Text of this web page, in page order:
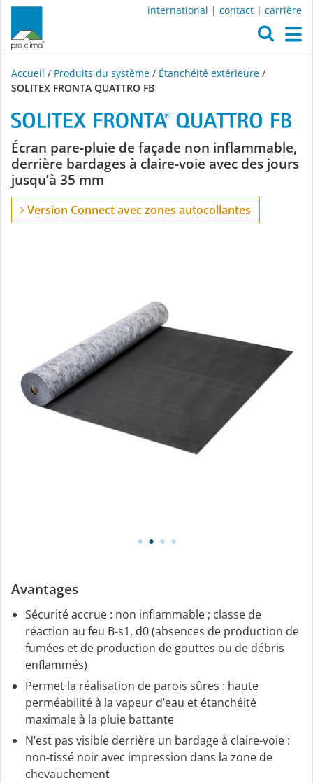
international | contact | carrière
Accueil / Produits du système / Étanchéité extérieure /
SOLITEX FRONTA QUATTRO FB
SOLITEX
FRONTA
QUATTRO
Écran pare-pluie de façade non inflammable,
derrière bardages à claire-voie avec des jours
jusqu’à 35 mm
Version Connect avec zones autocollantes
Avantages
Sécurité accrue : non inflammable ; classe de
réaction au feu B‑s1, d0 (absences de production de
fumées et de production de gouttes ou de débris
enflammés)
Permet la réalisation de parois sûres : haute
perméabilité à la vapeur d’eau et étanchéité
maximale à la pluie battante
N’est pas visible derrière un bardage à claire-voie :
non-tissé noir avec impression dans la zone de
chevauchement